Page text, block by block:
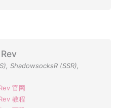
, ShadowsocksR (SSR),
官网
教程